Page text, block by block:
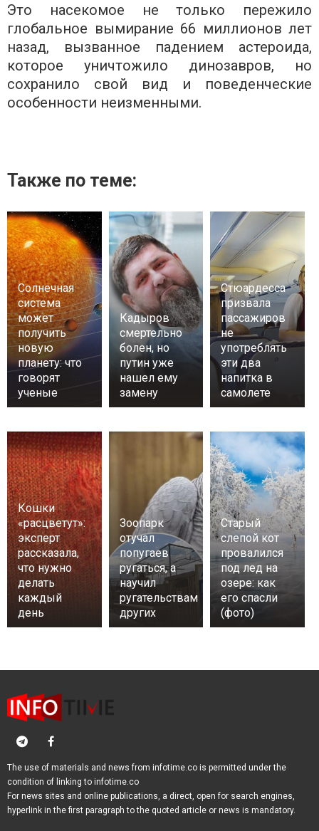
Это насекомое не только пережило
глобальное вымирание 66 миллионов лет
назад, вызванное падением астероида,
которое уничтожило динозавров, но
сохранило свой вид и поведенческие
особенности неизменными.
Также по теме:
Солнечная
система
может
получить
новую
планету: что
говорят
ученые
Кадыров
смертельно
болен, но
путин уже
нашел ему
замену
Стюардесса
призвала
пассажиров
не
употреблять
эти два
напитка в
самолете
Кошки
«расцветут»:
эксперт
рассказала,
что нужно
делать
каждый
день
Зоопарк
отучал
попугаев
ругаться, а
научил
ругательствам
других
Старый
слепой кот
провалился
под лед на
озере: как
его спасли
(фото)
The use of materials and news from infotime.co is permitted under the
condition of linking to infotime.co
For news sites and online publications, a direct, open for search engines,
hyperlink in the first paragraph to the quoted article or news is mandatory.